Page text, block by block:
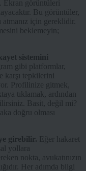
Ekran görüntüleri
Bu görüntüler,
için gereklidir.
beklemeyin;
sistemini
gibi platformlar,
karşı tepkilerini
Profilinize gitmek,
tıklamak, ardından
Basit, değil mi?
doğru olması
girebilir. Eğer hakaret
yollara
nokta, avukatınızın
Her adımda bilgi